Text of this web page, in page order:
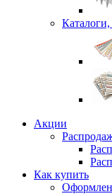
Акции
Как купить